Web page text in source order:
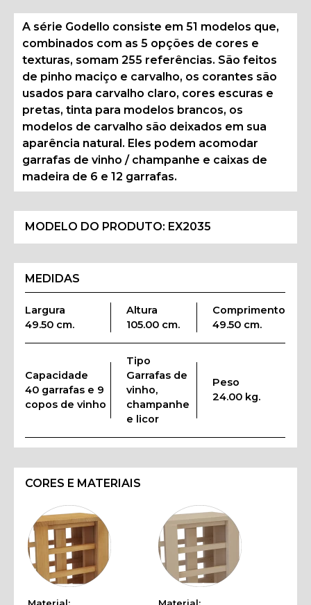
A série Godello consiste em 51 modelos que,
combinados com as 5 opções de cores e
texturas, somam 255 referências. São feitos
de pinho maciço e carvalho, os corantes são
usados para carvalho claro, cores escuras e
pretas, tinta para modelos brancos, os
modelos de carvalho são deixados em sua
aparência natural. Eles podem acomodar
garrafas de vinho / champanhe e caixas de
madeira de 6 e 12 garrafas.
MODELO DO PRODUTO: EX2035
MEDIDAS
Largura
49.50 cm.
Altura
105.00 cm.
Comprimento
49.50 cm.
Capacidade
40 garrafas e 9
copos de vinho
Tipo
Garrafas de
vinho,
champanhe
e licor
Peso
24.00 kg.
CORES E MATERIAIS
Material:
Material: